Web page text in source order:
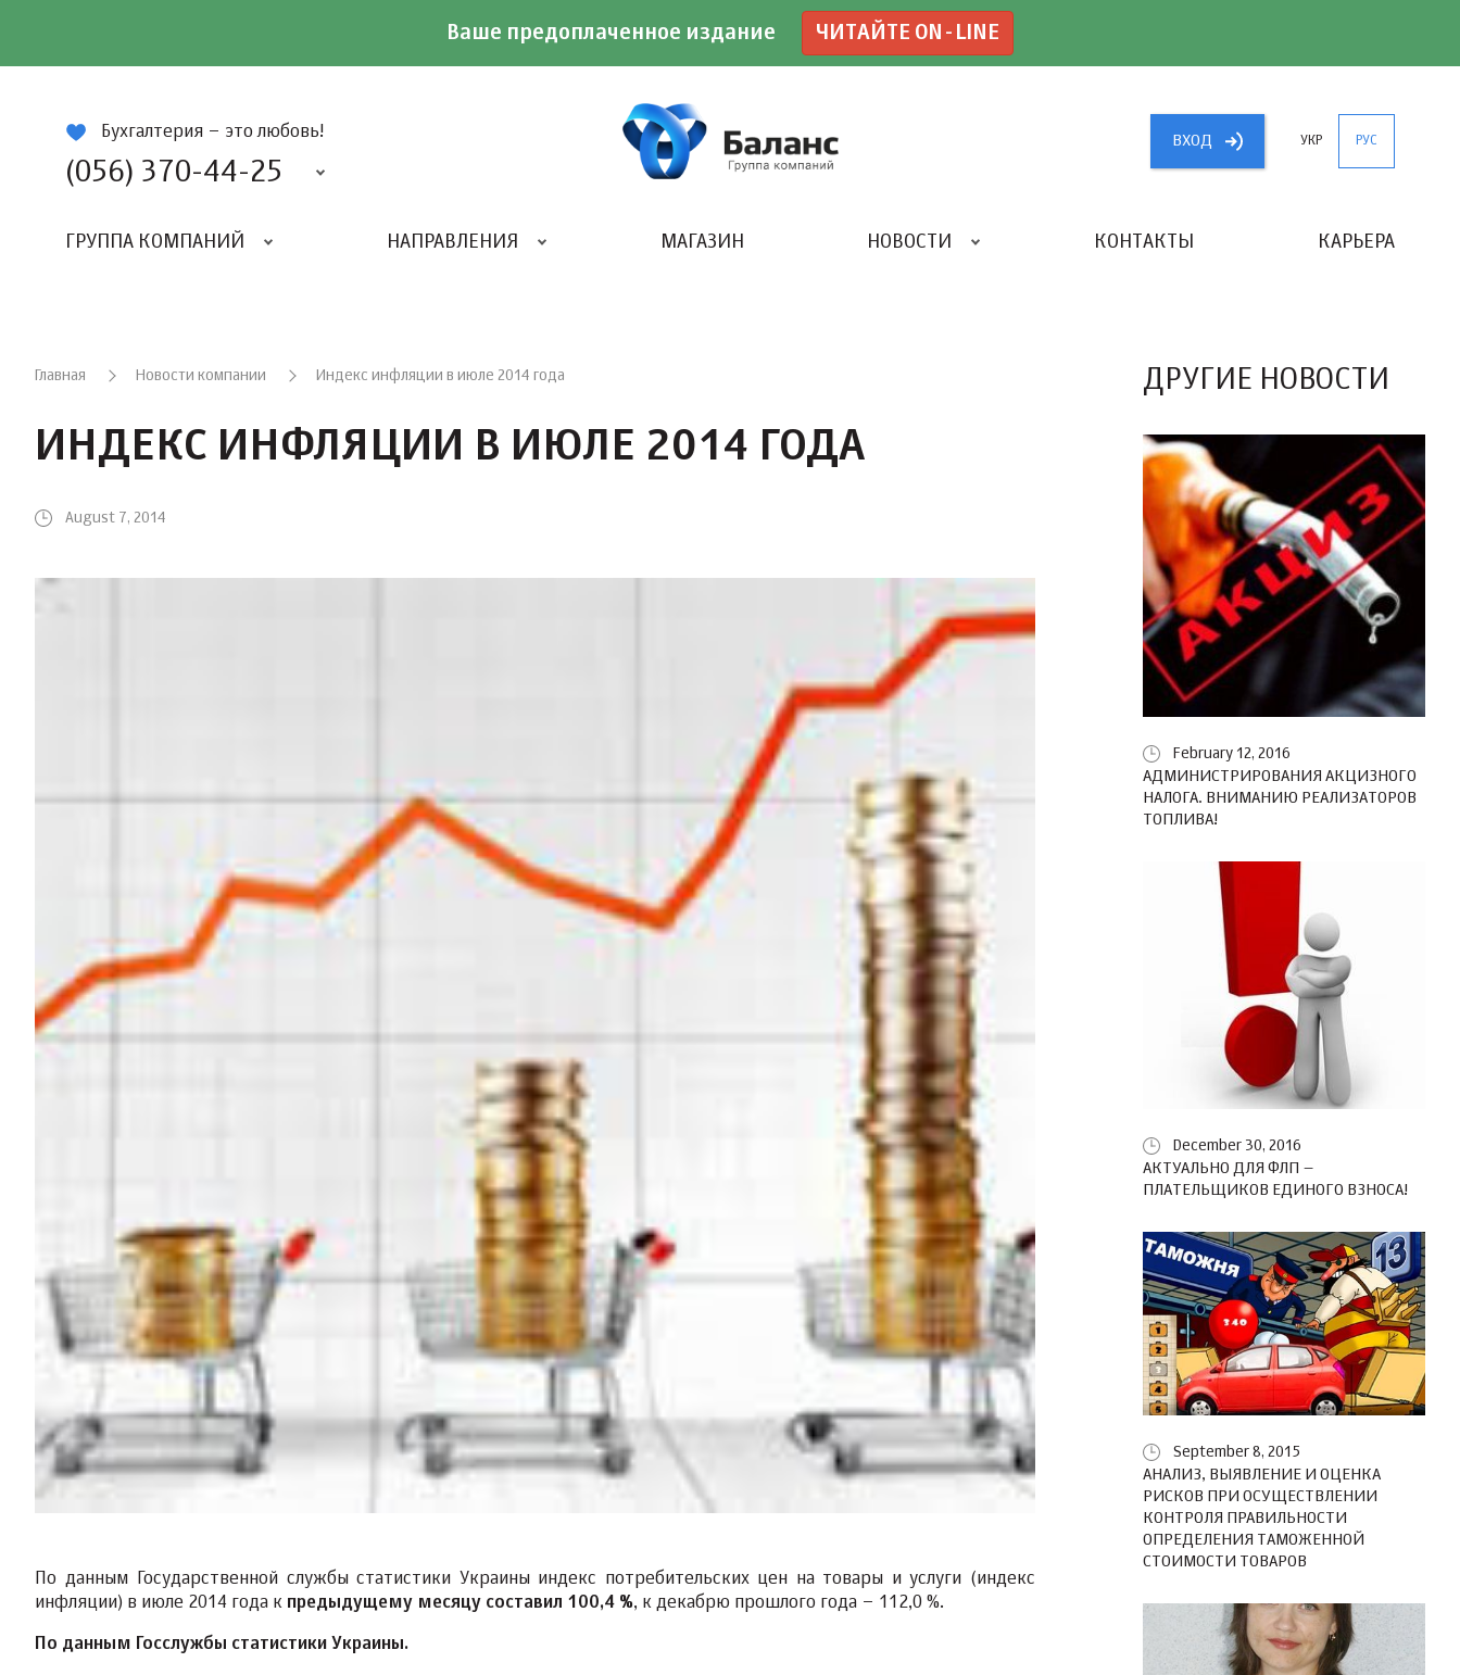
Ваше предоплаченное издание ЧИТАЙТЕ ON-LINE
Бухгалтерия – это любовь!
(056) 370-44-25
ВХОД УКР РУС
ГРУППА КОМПАНИЙ НАПРАВЛЕНИЯ МАГАЗИН НОВОСТИ КОНТАКТЫ КАРЬЕРА
Главная Новости компании Индекс инфляции в июле 2014 года
ИНДЕКС ИНФЛЯЦИИ В ИЮЛЕ 2014 ГОДА
August 7, 2014
По данным Государственной службы статистики Украины индекс потребительских цен на товары и услуги (индекс
инфляции) в июле 2014 года к предыдущему месяцу составил 100,4 %, к декабрю прошлого года – 112,0 %.
По данным Госслужбы статистики Украины.
ДРУГИЕ НОВОСТИ
February 12, 2016
АДМИНИСТРИРОВАНИЯ АКЦИЗНОГО
НАЛОГА. ВНИМАНИЮ РЕАЛИЗАТОРОВ
ТОПЛИВА!
December 30, 2016
АКТУАЛЬНО ДЛЯ ФЛП –
ПЛАТЕЛЬЩИКОВ ЕДИНОГО ВЗНОСА!
September 8, 2015
АНАЛИЗ, ВЫЯВЛЕНИЕ И ОЦЕНКА
РИСКОВ ПРИ ОСУЩЕСТВЛЕНИИ
КОНТРОЛЯ ПРАВИЛЬНОСТИ
ОПРЕДЕЛЕНИЯ ТАМОЖЕННОЙ
СТОИМОСТИ ТОВАРОВ